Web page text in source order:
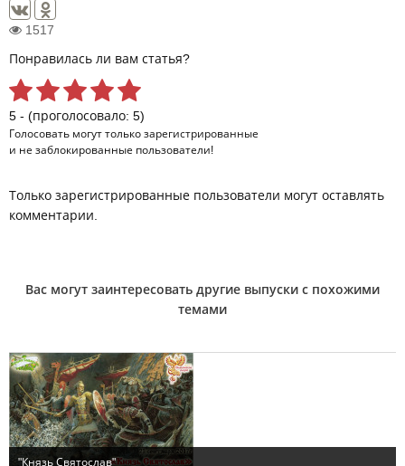
1517
Понравилась ли вам статья?
5 - (проголосовало: 5)
Голосовать могут только зарегистрированные
и не заблокированные пользователи!
Только зарегистрированные пользователи могут оставлять
комментарии.
Вас могут заинтересовать другие выпуски с похожими
темами